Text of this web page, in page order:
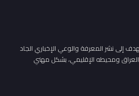
إلى نشر المعرفة والوعي الإخباري الجاد
ومحيطه الإقليمي، بشكل مهني